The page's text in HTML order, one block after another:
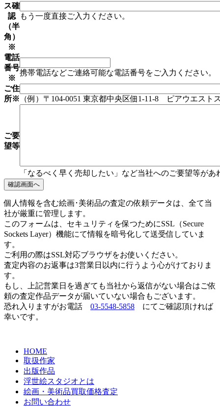
ス確
認
（半
角）
※
もう一度直接ご入力ください。
電話
番号
※
携帯電話などご連絡可能な電話番号をご入力ください。
ご住
所※ （例）〒104-0051 東京都中央区佃1-11-8 ピアウエスト
ご要
望等
「なるべく早く売却したい」など当社へのご要望等が
個人情報を含む絵画･美術品の査定の依頼データは、全て当
社が厳重に管理します。
このフォームは、セキュリティを保つためにSSL（Secure
Sockets Layer）機能にて情報を暗号化して送受信していま
す。
ご利用の際はSSL対応ブラウザをお使いください。
査定内容のお返事は3営業日以内に行うよう心がけておりま
す。
もし、上記営業日を過ぎても当社から返信がない場合はご依
頼の査定作品データが届いていない場合もございます。
恐れ入りますがお電話 03-5548-5858 にてご確認頂ければ
幸いです。
HOME
取扱作家
出版作品
浮世絵スタジオとは
絵画・美術品買取価格査定
お問い合わせ